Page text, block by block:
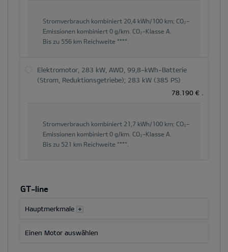
Stromverbrauch kombiniert 20,4 kWh/100 km; CO₂-
Emissionen kombiniert 0 g/km. CO₂-Klasse A.
Bis zu 556 km Reichweite ****.
Elektromotor, 283 kW, AWD, 99,8-kWh-Batterie
(Strom, Reduktionsgetriebe); 283 kW (385 PS)
78.190 €
Stromverbrauch kombiniert 21,7 kWh/100 km; CO₂-
Emissionen kombiniert 0 g/km. CO₂-Klasse A.
Bis zu 521 km Reichweite ****.
GT-line
Hauptmerkmale
Einen Motor auswählen